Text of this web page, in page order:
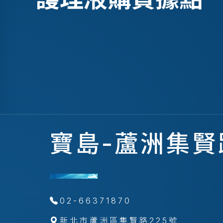
寶島-蘆洲集
02-66371870
新北市蘆洲區集賢路225號